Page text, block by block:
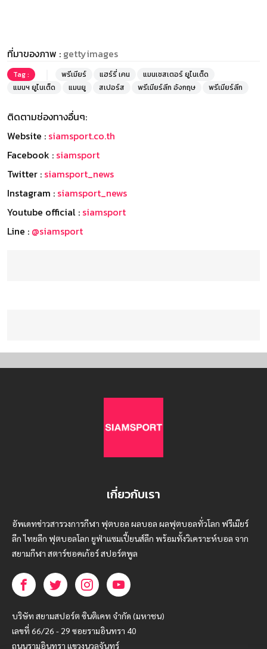
ที่มาของภาพ : gettyimages
Tag : พรีเมียร์ แฮร์รี่ เคน
แมนเชสเตอร์ ยูไนเต็ด
แมนฯ ยูไนเต็ด
แมนยู สเปอร์ส พรีเมียร์ลีก อังกฤษ พรีเมียร์ลีก
ติดตามช่องทางอื่นๆ:
Website : siamsport.co.th
Facebook : siamsport
Twitter : siamsport_news
Instagram : siamsport_news
Youtube official : siamsport
Line : @siamsport
เกี่ยวกับเรา
อัพเดทข่าวสารวงการกีฬา ฟุตบอล ผลบอล ผลฟุตบอลทั่วโลก ฟรีเมียร์
ลีก ไทยลีก ฟุตบอลโลก ยูฟ่าแซมเปี้ยนส์ลีก พร้อมทั้งวิเคราะห์บอล จาก
สยามกีฬา สตาร์ชอคเก้อร์ สปอร์ตพูล
บริษัท สยามสปอร์ต ซินติเคท จำกัด (มหาชน)
เลขที่ 66/26 - 29 ซอยรามอินทรา 40
ถนนรามอินทรา แขวงนวลจันทร์